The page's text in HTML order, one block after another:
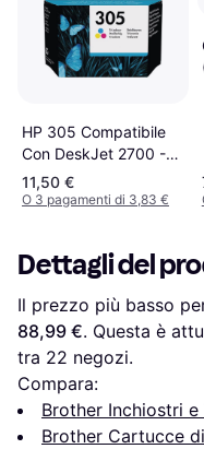
HP 305 Compatibile
Con DeskJet 2700 -
Magenta
11,50 €
O 3 pagamenti di 3,83 €
Dettagli del
Il prezzo più basso
88,99 €. Questa è
tra 22 negozi.
Compara:
Brother Inchiostri e
Brother Cartucce